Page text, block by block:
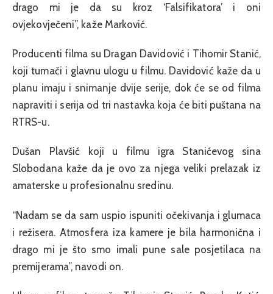
drago mi je da su kroz ‘Falsifikatora’ i oni
ovjekovječeni”, kaže Marković.
Producenti filma su Dragan Davidović i Tihomir Stanić,
koji tumači i glavnu ulogu u filmu. Davidović kaže da u
planu imaju i snimanje dvije serije, dok će se od filma
napraviti i serija od tri nastavka koja će biti puštana na
RTRS-u.
Dušan Plavšić koji u filmu igra Stanićevog sina
Slobodana kaže da je ovo za njega veliki prelazak iz
amaterske u profesionalnu sredinu.
“Nadam se da sam uspio ispuniti očekivanja i glumaca
i režisera. Atmosfera iza kamere je bila harmonična i
drago mi je što smo imali pune sale posjetilaca na
premijerama”, navodi on.